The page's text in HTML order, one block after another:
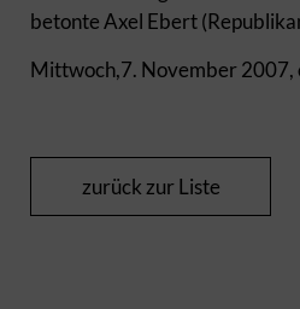
betonte Axel Ebert
Mittwoch,7. November 2007,
zurück zur Liste